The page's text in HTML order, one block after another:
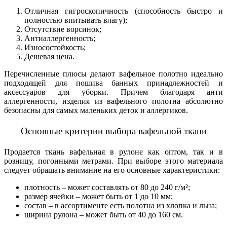
Отличная гигроскопичность (способность быстро и
полностью впитывать влагу);
Отсутствие ворсинок;
Антиаллергенность;
Износостойкость;
Дешевая цена.
Перечисленные плюсы делают вафельное полотно идеально
подходящей для пошива банных принадлежностей и
аксессуаров для уборки. Причем благодаря анти
аллергенности, изделия из вафельного полотна абсолютно
безопасны для самых маленьких деток и аллергиков.
Основные критерии выбора вафельной ткани
Продается ткань вафельная в рулоне как оптом, так и в
розницу, погонными метрами. При выборе этого материала
следует обращать внимание на его основные характеристики:
плотность – может составлять от 80 до 240 г/м²;
размер ячейки – может быть от 1 до 10 мм;
состав – в ассортименте есть полотна из хлопка и льна;
ширина рулона – может быть от 40 до 160 см.